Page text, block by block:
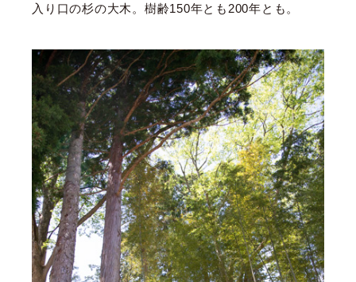
入り口の杉の大木。樹齢150年とも200年とも。